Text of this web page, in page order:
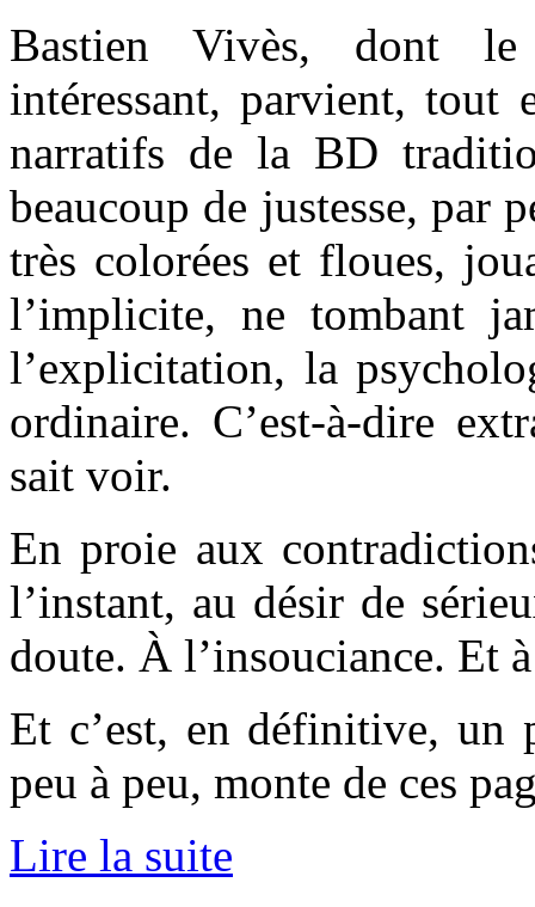
Bastien Vivès, dont
intéressant, parvient, tout
narratifs de la BD
beaucoup de justesse, par
très colorées et floues,
l’implicite, ne tombant
l’explicitation, la
ordinaire. C’est-à-dire
sait voir.
En proie aux
l’instant, au désir de
doute. À l’insouciance. Et
Et c’est, en définitive, un
peu à peu, monte de ces
Lire la suite